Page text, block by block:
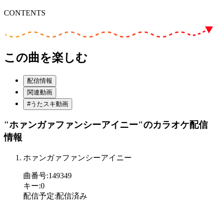
CONTENTS
この曲を楽しむ
配信情報
関連動画
#うたスキ動画
"ホァンガァファンシーアイニー"のカラオケ配信
情報
ホァンガァファンシーアイニー
曲番号:149349
キー:0
配信予定:配信済み